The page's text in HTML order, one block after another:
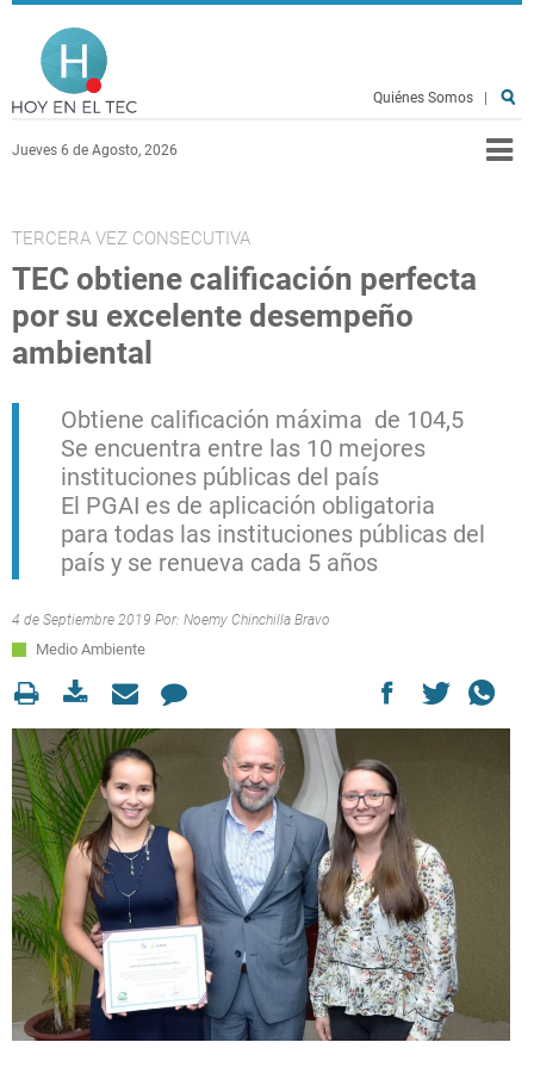
Pasar al contenido principal
Jueves 6 de Agosto, 2026
Quiénes Somos
TERCERA VEZ CONSECUTIVA
TEC obtiene calificación perfecta
por su excelente desempeño
ambiental
Obtiene calificación máxima de 104,5
Se encuentra entre las 10 mejores
instituciones públicas del país
El PGAI es de aplicación obligatoria
para todas las instituciones públicas del
país y se renueva cada 5 años
4 de Septiembre 2019 Por: Noemy Chinchilla Bravo
Medio Ambiente